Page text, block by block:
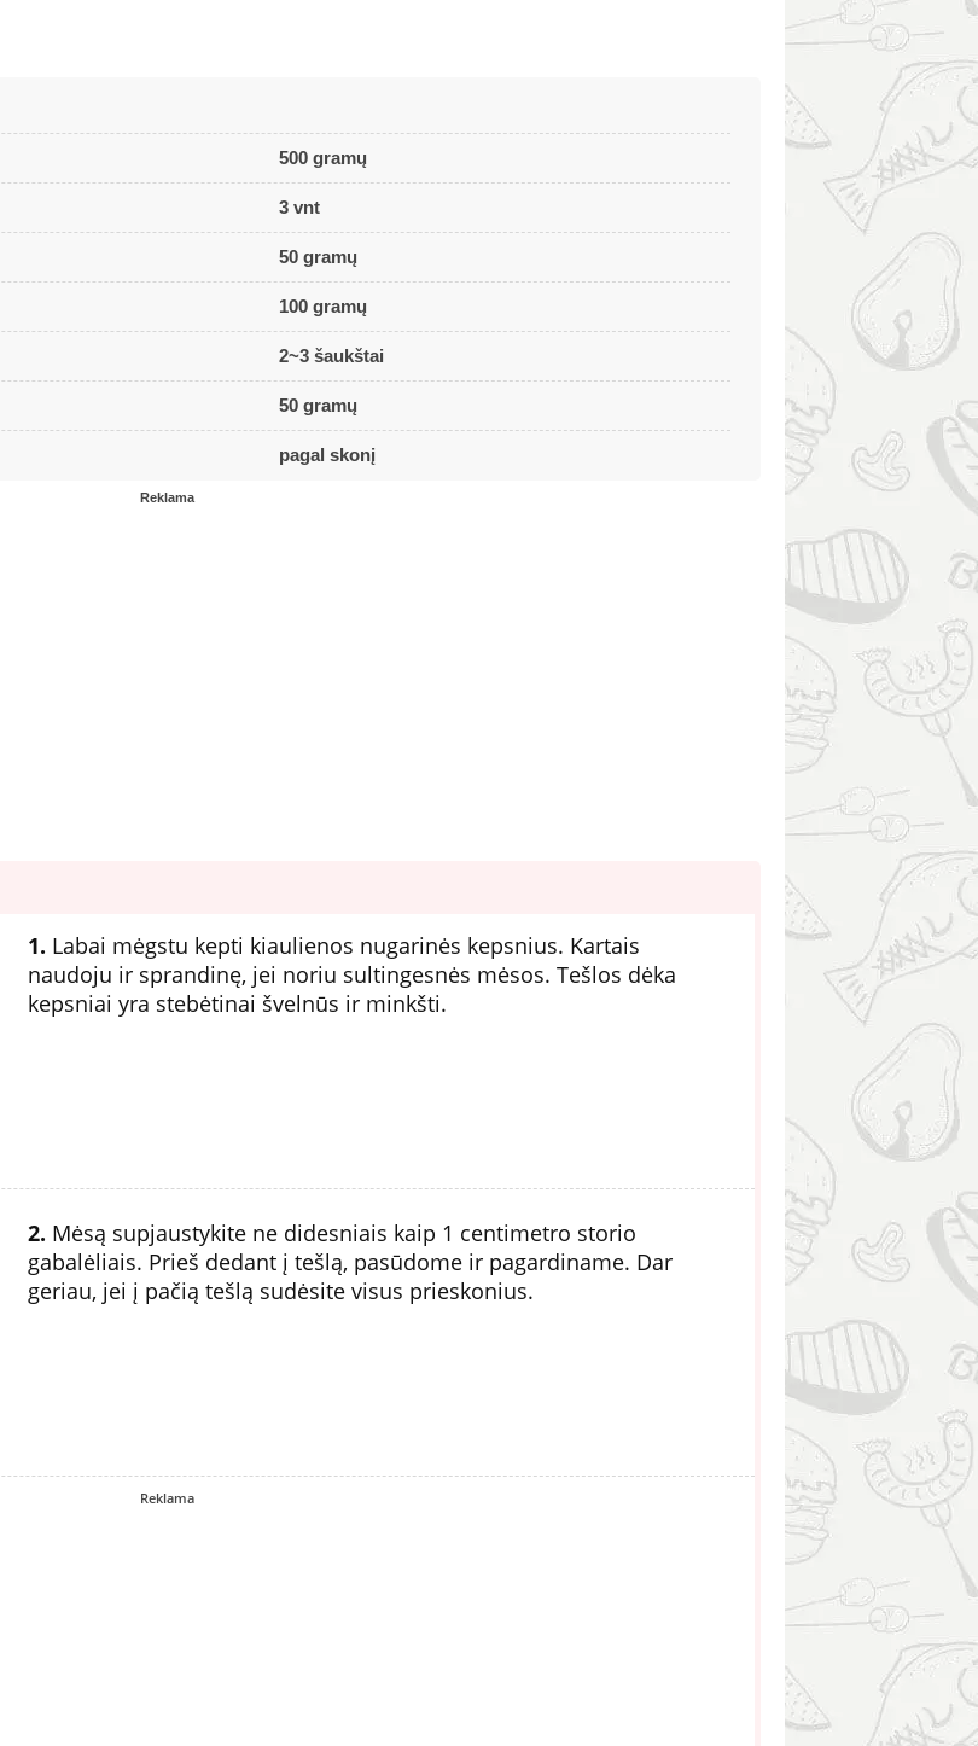
500 gramų
3 vnt
50 gramų
100 gramų
2~3 šaukštai
50 gramų
pagal skonį
Reklama
1. Labai mėgstu kepti kiaulienos nugarinės kepsnius. Kartais
naudoju ir sprandinę, jei noriu sultingesnės mėsos. Tešlos dėka
kepsniai yra stebėtinai švelnūs ir minkšti.
2. Mėsą supjaustykite ne didesniais kaip 1 centimetro storio
gabalėliais. Prieš dedant į tešlą, pasūdome ir pagardiname. Dar
geriau, jei į pačią tešlą sudėsite visus prieskonius.
Reklama